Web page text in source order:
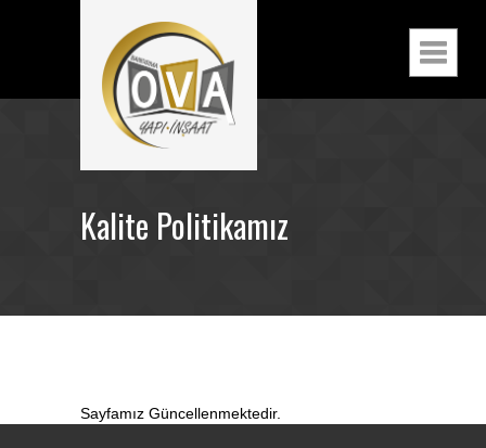
Kalite Politikamız
Sayfamız Güncellenmektedir.